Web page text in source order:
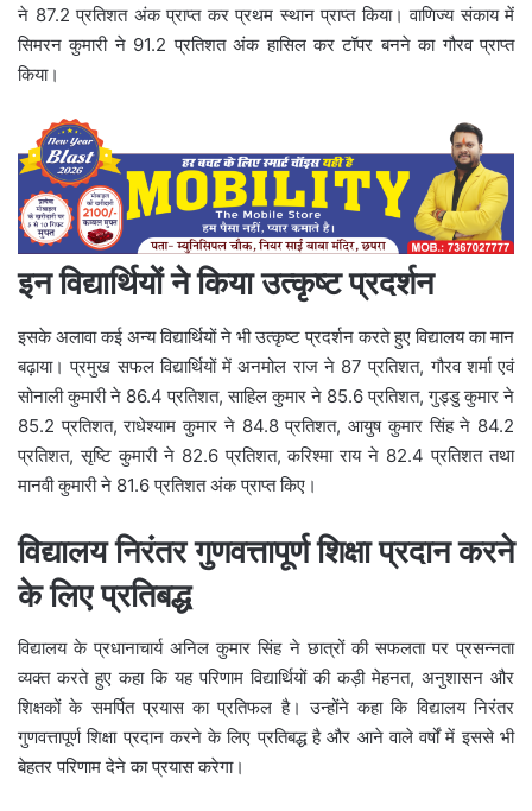
ने 87.2 प्रतिशत अंक प्राप्त कर प्रथम स्थान प्राप्त किया। वाणिज्य संकाय में
सिमरन कुमारी ने 91.2 प्रतिशत अंक हासिल कर टॉपर बनने का गौरव प्राप्त
किया।
इन विद्यार्थियों ने किया उत्कृष्ट प्रदर्शन
इसके अलावा कई अन्य विद्यार्थियों ने भी उत्कृष्ट प्रदर्शन करते हुए विद्यालय का मान
बढ़ाया। प्रमुख सफल विद्यार्थियों में अनमोल राज ने 87 प्रतिशत, गौरव शर्मा एवं
सोनाली कुमारी ने 86.4 प्रतिशत, साहिल कुमार ने 85.6 प्रतिशत, गुड्डु कुमार ने
85.2 प्रतिशत, राधेश्याम कुमार ने 84.8 प्रतिशत, आयुष कुमार सिंह ने 84.2
प्रतिशत, सृष्टि कुमारी ने 82.6 प्रतिशत, करिश्मा राय ने 82.4 प्रतिशत तथा
मानवी कुमारी ने 81.6 प्रतिशत अंक प्राप्त किए।
विद्यालय निरंतर गुणवत्तापूर्ण शिक्षा प्रदान करने
के लिए प्रतिबद्ध
विद्यालय के प्रधानाचार्य अनिल कुमार सिंह ने छात्रों की सफलता पर प्रसन्नता
व्यक्त करते हुए कहा कि यह परिणाम विद्यार्थियों की कड़ी मेहनत, अनुशासन और
शिक्षकों के समर्पित प्रयास का प्रतिफल है। उन्होंने कहा कि विद्यालय निरंतर
गुणवत्तापूर्ण शिक्षा प्रदान करने के लिए प्रतिबद्ध है और आने वाले वर्षों में इससे भी
बेहतर परिणाम देने का प्रयास करेगा।